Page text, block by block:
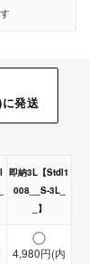
発送
即納3L【Stdl1
008__S-3L_
_】
4,980円(内